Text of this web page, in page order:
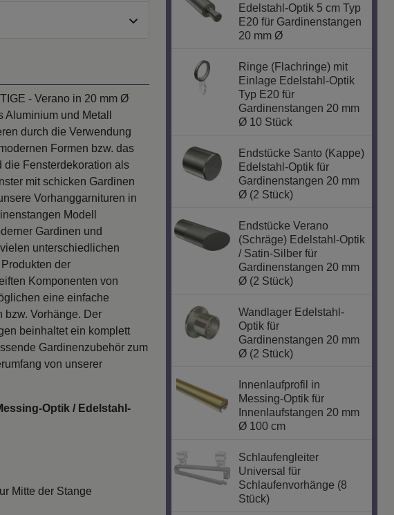
- Verano in 20 mm Ø
und Metall
durch die Verwendung
Formen bzw. das
die Fensterdekoration als
mit schicken Gardinen
Vorhanggarnituren in
Modell
Gardinen und
unterschiedlichen
der
Komponenten von
eine einfache
bzw. Vorhänge. Der
beinhaltet ein komplett
Gardinenzubehör zum
von unserer
Optik / Edelstahl-
Mitte der Stange
Edelstahl-Optik 5 cm Typ
E20 für Gardinenstangen
20 mm Ø
Ringe (Flachringe) mit
Einlage Edelstahl-Optik
Typ E20 für
Gardinenstangen 20 mm
Ø 10 Stück
Endstücke Santo (Kappe)
Edelstahl-Optik für
Gardinenstangen 20 mm
Ø (2 Stück)
Endstücke Verano
(Schräge) Edelstahl-Optik
/ Satin-Silber für
Gardinenstangen 20 mm
Ø (2 Stück)
Wandlager Edelstahl-
Optik für
Gardinenstangen 20 mm
Ø (2 Stück)
Innenlaufprofil in
Messing-Optik für
Innenlaufstangen 20 mm
Ø 100 cm
Schlaufengleiter
Universal für
Schlaufenvorhänge (8
Stück)